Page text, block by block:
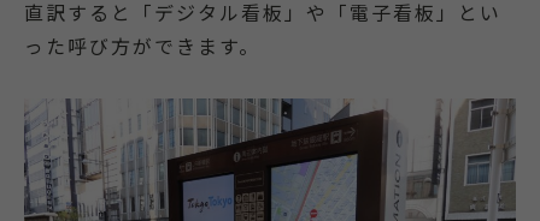
直訳すると「デジタル看板」や「電子看板」とい
った呼び方ができます。